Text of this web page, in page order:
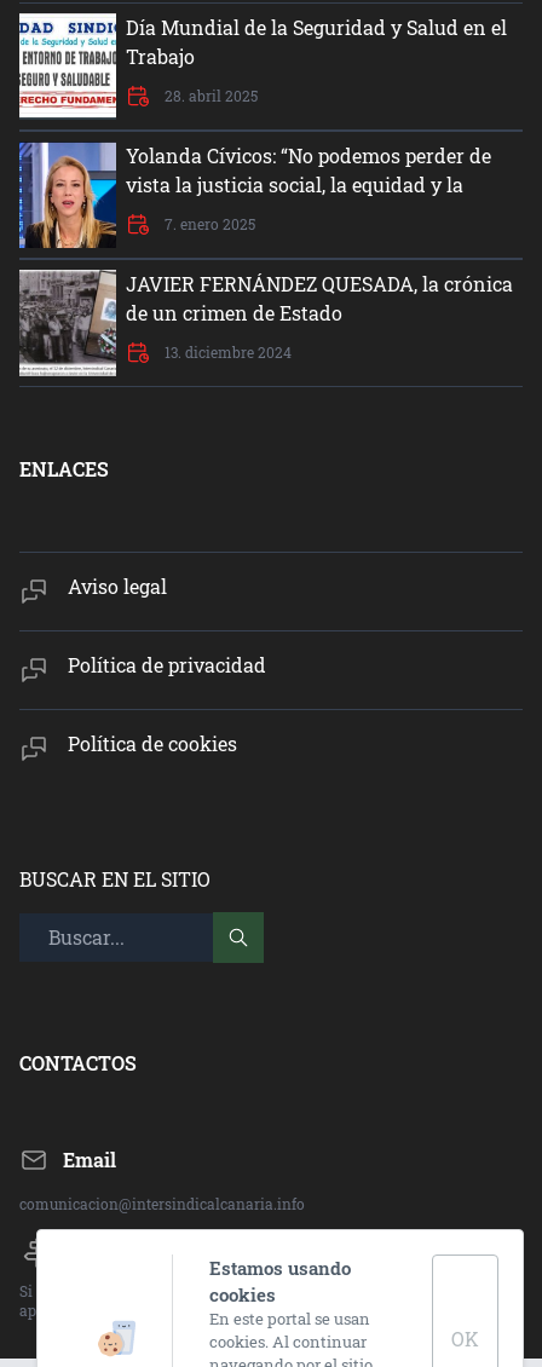
Día Mundial de la Seguridad y Salud en el
Trabajo
28. abril 2025
Yolanda Cívicos: “No podemos perder de
vista la justicia social, la equidad y la
dignidad del ser humano”
7. enero 2025
JAVIER FERNÁNDEZ QUESADA, la crónica
de un crimen de Estado
13. diciembre 2024
ENLACES
Aviso legal
Política de privacidad
Política de cookies
BUSCAR EN EL SITIO
CONTACTOS
Email
comunicacion@intersindicalcanaria.info
Si deseas ponerte en contacto con alguna de nuestras sedes, visita el
apartado "CONTACTO" en la barra superior.
Estamos usando
cookies
En este portal se usan
cookies. Al continuar
OK